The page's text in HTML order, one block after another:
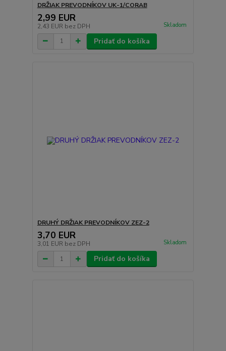
DRŽIAK PREVODNÍKOV UK-1/CORAB
2,99 EUR
2,43 EUR bez DPH Skladom
Pridať do košíka
DRUHÝ DRŽIAK PREVODNÍKOV ZEZ-2
3,70 EUR
3,01 EUR bez DPH Skladom
Pridať do košíka